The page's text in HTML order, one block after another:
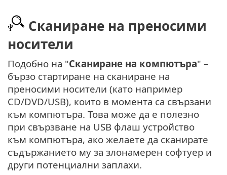
Сканиране на преносими
носители
Подобно на "Сканиране на компютъра" –
бързо стартиране на сканиране на
преносими носители (като например
CD/DVD/USB), които в момента са свързани
към компютъра. Това може да е полезно
при свързване на USB флаш устройство
към компютъра, ако желаете да сканирате
съдържанието му за злонамерен софтуер и
други потенциални заплахи.